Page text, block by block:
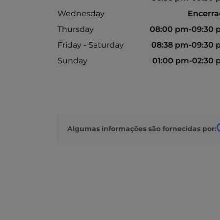
Wednesday
Thursday
08:00 pm-09:30
Friday - Saturday
08:38 pm-09:30
Sunday
01:00 pm-02:30
Algumas informações são fornecidas por: